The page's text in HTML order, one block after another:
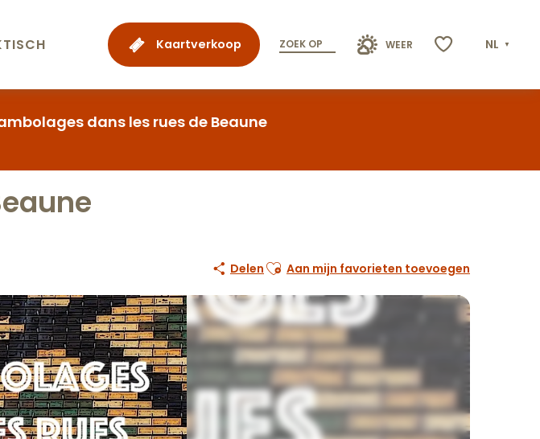
Kaartverkoop ZOEK OP WEER NL
dans les rues de Beaune
Delen Ajouter aux favoris
Aan mijn favorieten toevoegen